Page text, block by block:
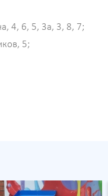
4, 6, 5, 3а, 3, 8, 7;
5;